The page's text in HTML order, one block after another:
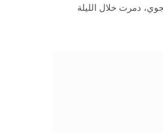
دمرت خلال الليلة